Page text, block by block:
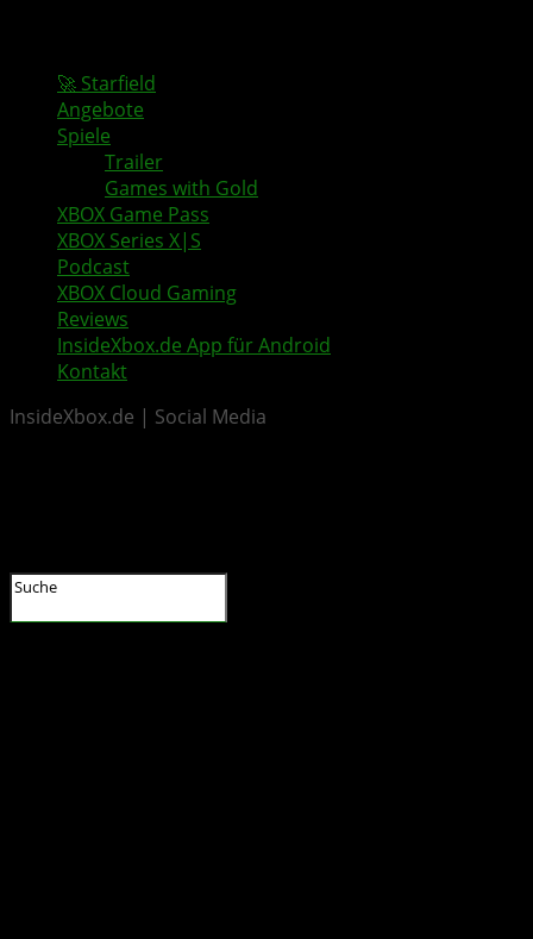
🚀 Starfield
Angebote
Spiele
Trailer
Games with Gold
XBOX Game Pass
XBOX Series X|S
Podcast
XBOX Cloud Gaming
Reviews
InsideXbox.de App für Android
Kontakt
InsideXbox.de | Social Media